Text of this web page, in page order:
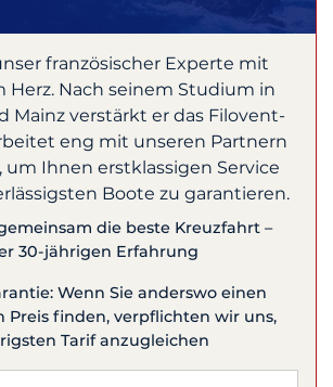
französischer Experte mit
Herz. Nach seinem Studium in
Mainz verstärkt er das Filovent-
eng mit unseren Partnern
um Ihnen erstklassigen Service
Boote zu garantieren.
die beste Kreuzfahrt –
30-jährigen Erfahrung
Wenn Sie anderswo einen
Preis finden, verpflichten wir uns,
Tarif anzugleichen